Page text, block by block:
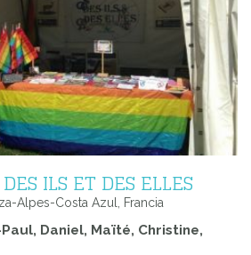
ILS ET DES ELLES
Alpes-Costa Azul, Francia
Daniel, Maïté, Christine,